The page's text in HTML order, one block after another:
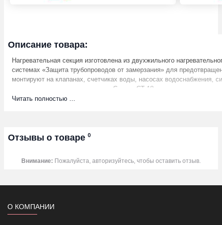
Описание товара:
Нагревательная секция изготовлена из двухжильного
системах «Защита трубопроводов от замерзания» для
монтируют на клапанах, счетчиках воды, насосах водоснабжения,
косяках при угрозах замерзания. Секции СТ-18 рекомендуется
Как обогреть пластиковые трубы
Втроенный термостат будет включать систему при температуре
Напряжение питания
Наружные размеры нагревательного кабеля
Читать полностью ...
Отзывы о товаре 0
Внимание: Пожалуйста, авторизуйтесь, чтобы оставить отзыв.
О КОМПАНИИ